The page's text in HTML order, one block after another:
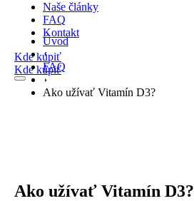
Naše články
FAQ
Kontakt
Kde kúpiť
Kde kúpiť
Úvod
FAQ
Ako užívať Vitamín D3?
Ako užívať Vitamín D3?